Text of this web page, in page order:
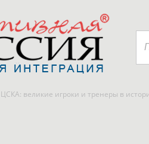
великие игроки и тренеры в